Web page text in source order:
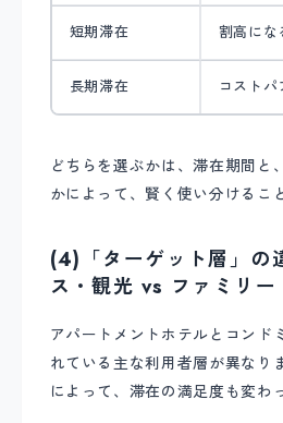
短期滞在 割高にな
長期滞在 コスト
どちらを選ぶかは、滞在期間と
かによって、賢く使い分けるこ
(4)「ターゲット層」の
ス・観光 vs ファミリー
アパートメントホテルとコンド
れている主な利用者層が異なり
によって、滞在の満足度も変わ